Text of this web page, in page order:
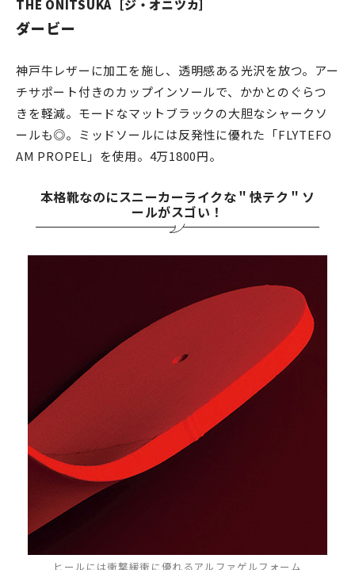
THE ONITSUKA［ジ・オニツカ］
ダービー
神戸牛レザーに加工を施し、透明感ある光沢を放つ。アー
チサポート付きのカップインソールで、かかとのぐらつ
きを軽減。モードなマットブラックの大胆なシャークソ
ールも◎。ミッドソールには反発性に優れた「FLYTEFO
AM PROPEL」を使用。4万1800円。
本格靴なのにスニーカーライクな＂快テク＂ソ
ールがスゴい！
ヒールには衝撃緩衝に優れるアルファゲルフォーム